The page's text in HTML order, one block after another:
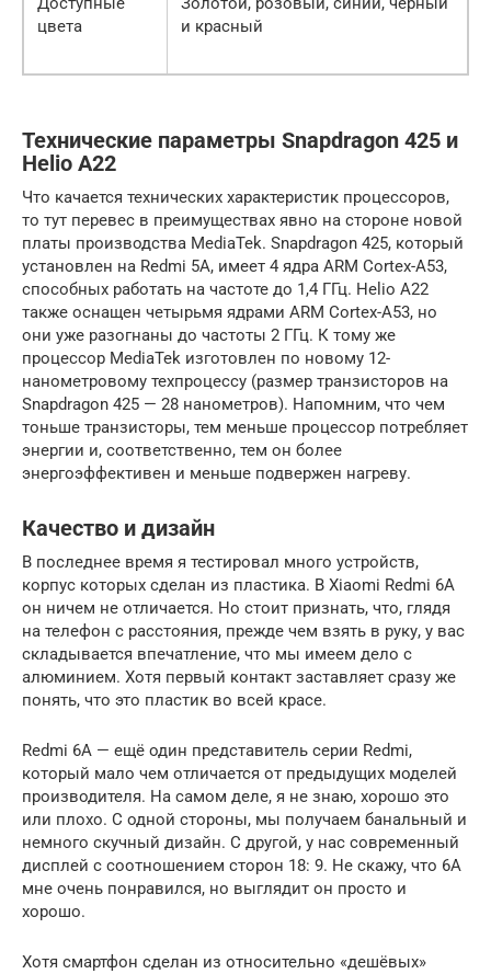
цвета
и красный
Технические параметры Snapdragon 425 и
Helio A22
Что качается технических характеристик процессоров,
то тут перевес в преимуществах явно на стороне новой
платы производства MediaTek. Snapdragon 425, который
установлен на Redmi 5A, имеет 4 ядра ARM Cortex-A53,
способных работать на частоте до 1,4 ГГц. Helio A22
также оснащен четырьмя ядрами ARM Cortex-A53, но
они уже разогнаны до частоты 2 ГГц. К тому же
процессор MediaTek изготовлен по новому 12-
нанометровому техпроцессу (размер транзисторов на
Snapdragon 425 — 28 нанометров). Напомним, что чем
тоньше транзисторы, тем меньше процессор потребляет
энергии и, соответственно, тем он более
энергоэффективен и меньше подвержен нагреву.
Качество и дизайн
В последнее время я тестировал много устройств,
корпус которых сделан из пластика. В Xiaomi Redmi 6A
он ничем не отличается. Но стоит признать, что, глядя
на телефон с расстояния, прежде чем взять в руку, у вас
складывается впечатление, что мы имеем дело с
алюминием. Хотя первый контакт заставляет сразу же
понять, что это пластик во всей красе.
Redmi 6A — ещё один представитель серии Redmi,
который мало чем отличается от предыдущих моделей
производителя. На самом деле, я не знаю, хорошо это
или плохо. С одной стороны, мы получаем банальный и
немного скучный дизайн. С другой, у нас современный
дисплей с соотношением сторон 18: 9. Не скажу, что 6A
мне очень понравился, но выглядит он просто и
хорошо.
Хотя смартфон сделан из относительно «дешёвых»